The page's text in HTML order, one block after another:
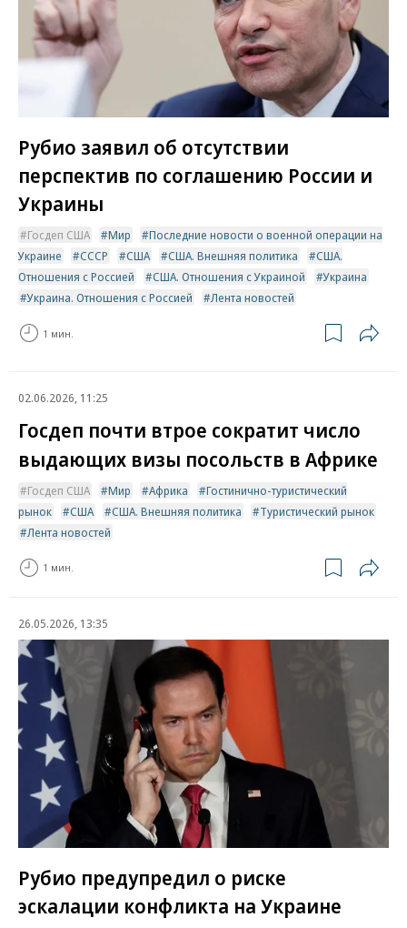
Рубио заявил об отсутствии
перспектив по соглашению России и
Украины
Госдеп США Мир
Последние новости о военной операции на
Украине
СССР США США. Внешняя политика
США.
Отношения с Россией
США. Отношения с Украиной
Украина
Украина. Отношения с Россией
Лента новостей
1 мин.
02.06.2026, 11:25
Госдеп почти втрое сократит число
выдающих визы посольств в Африке
Госдеп США Мир Африка
Гостинично-туристический
рынок
США США. Внешняя политика
Туристический рынок
Лента новостей
1 мин.
26.05.2026, 13:35
Рубио предупредил о риске
эскалации конфликта на Украине